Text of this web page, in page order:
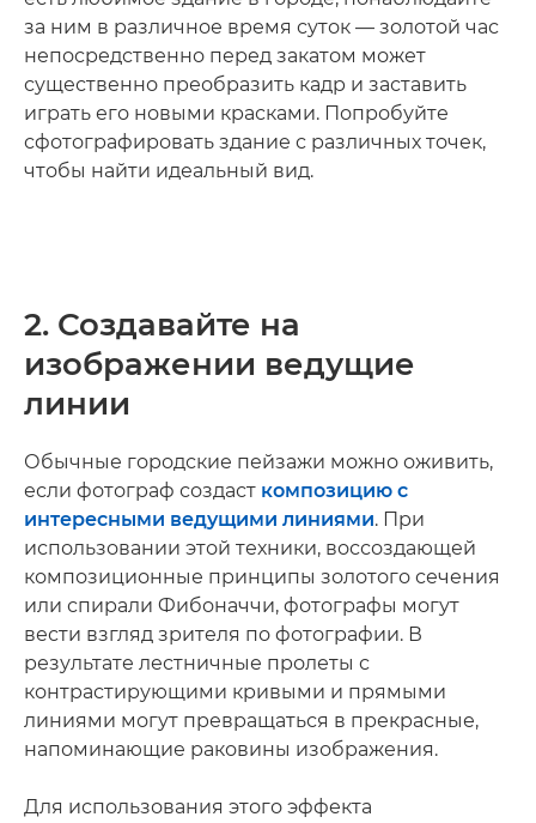
за ним в различное время суток — золотой час
непосредственно перед закатом может
существенно преобразить кадр и заставить
играть его новыми красками. Попробуйте
сфотографировать здание с различных точек,
чтобы найти идеальный вид.
2. Создавайте на
изображении ведущие
линии
Обычные городские пейзажи можно оживить,
если фотограф создаст композицию с
интересными ведущими линиями. При
использовании этой техники, воссоздающей
композиционные принципы золотого сечения
или спирали Фибоначчи, фотографы могут
вести взгляд зрителя по фотографии. В
результате лестничные пролеты с
контрастирующими кривыми и прямыми
линиями могут превращаться в прекрасные,
напоминающие раковины изображения.
Для использования этого эффекта